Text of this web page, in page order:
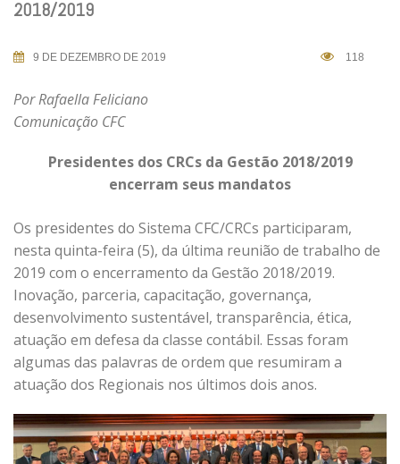
2018/2019
9 DE DEZEMBRO DE 2019 118
Por Rafaella Feliciano
Comunicação CFC
Presidentes dos CRCs da Gestão 2018/2019
encerram seus mandatos
Os presidentes do Sistema CFC/CRCs participaram,
nesta quinta-feira (5), da última reunião de trabalho de
2019 com o encerramento da Gestão 2018/2019.
Inovação, parceria, capacitação, governança,
desenvolvimento sustentável, transparência, ética,
atuação em defesa da classe contábil. Essas foram
algumas das palavras de ordem que resumiram a
atuação dos Regionais nos últimos dois anos.